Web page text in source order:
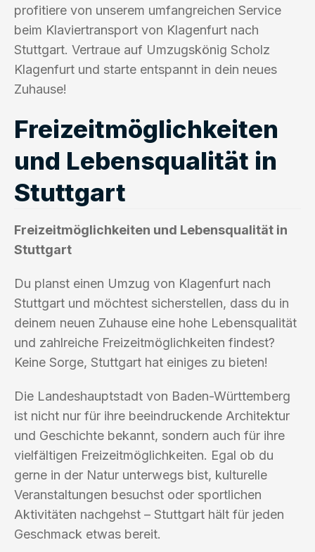
profitiere von unserem umfangreichen Service
beim Klaviertransport von Klagenfurt nach
Stuttgart. Vertraue auf Umzugskönig Scholz
Klagenfurt und starte entspannt in dein neues
Zuhause!
Freizeitmöglichkeiten
und Lebensqualität in
Stuttgart
Freizeitmöglichkeiten und Lebensqualität in
Stuttgart
Du planst einen Umzug von Klagenfurt nach
Stuttgart und möchtest sicherstellen, dass du in
deinem neuen Zuhause eine hohe Lebensqualität
und zahlreiche Freizeitmöglichkeiten findest?
Keine Sorge, Stuttgart hat einiges zu bieten!
Die Landeshauptstadt von Baden-Württemberg
ist nicht nur für ihre beeindruckende Architektur
und Geschichte bekannt, sondern auch für ihre
vielfältigen Freizeitmöglichkeiten. Egal ob du
gerne in der Natur unterwegs bist, kulturelle
Veranstaltungen besuchst oder sportlichen
Aktivitäten nachgehst – Stuttgart hält für jeden
Geschmack etwas bereit.